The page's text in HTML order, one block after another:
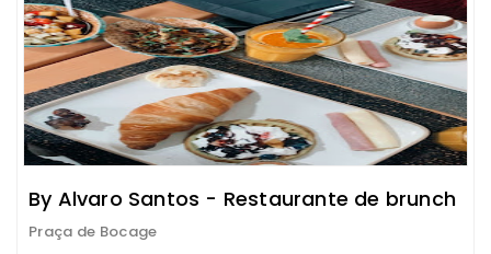
By Alvaro Santos - Restaurante de brunch
Praça de Bocage